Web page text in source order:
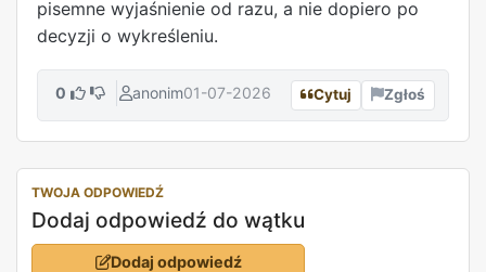
pisemne wyjaśnienie od razu, a nie dopiero po
decyzji o wykreśleniu.
0 anonim01-07-2026 Cytuj Zgłoś
TWOJA ODPOWIEDŹ
Dodaj odpowiedź do wątku
Dodaj odpowiedź